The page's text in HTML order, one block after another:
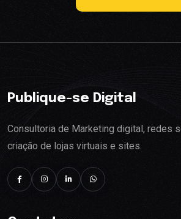
Publique-se Digital
Consultoria de Marketing digital, redes
criação de lojas virtuais e sites.